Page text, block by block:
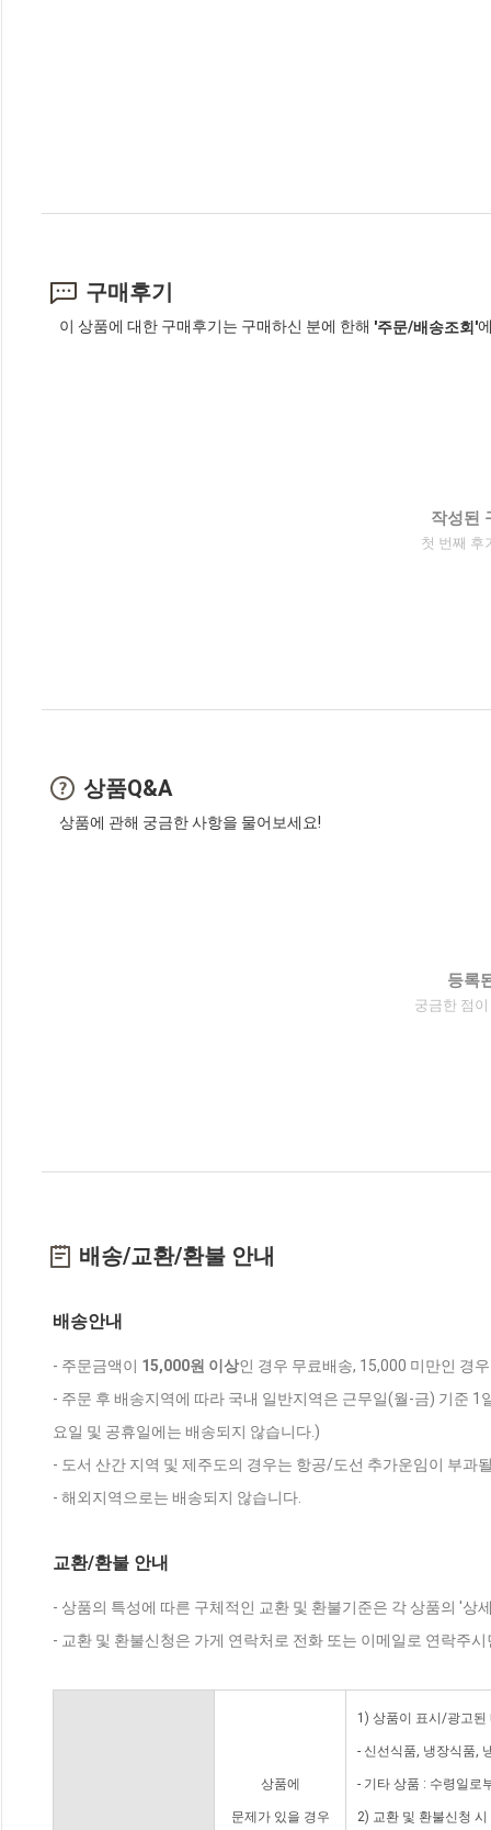
구매후기
이 상품에 대한 구매후기는 구매하신 분에 한해 '주문/배송조회'
작성된
첫 번째 후
상품Q&A
상품에 관해 궁금한 사항을 물어보세요!
등록
궁금한 점
배송/교환/환불 안내
배송안내
- 주문금액이 15,000원 이상인 경우 무료배송, 15,000 미만인 경
- 주문 후 배송지역에 따라 국내 일반지역은 근무일(월-금) 기준
요일 및 공휴일에는 배송되지 않습니다.)
- 도서 산간 지역 및 제주도의 경우는 항공/도선 추가운임이 부과
- 해외지역으로는 배송되지 않습니다.
교환/환불 안내
- 상품의 특성에 따른 구체적인 교환 및 환불기준은 각 상품의 '상
- 교환 및 환불신청은 가게 연락처로 전화 또는 이메일로 연락주
상품에
문제가 있을 경우
1) 상품이 표시/광고된
- 신선식품, 냉장식품,
- 기타 상품 : 수령일로
2) 교환 및 환불신청